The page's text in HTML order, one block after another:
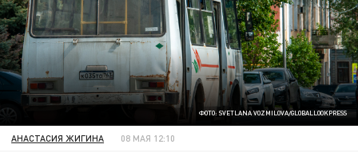
ФОТО: SVETLANA VOZMILOVA/GLOBALLOOKPRESS
АНАСТАСИЯ ЖИГИНА 08 МАЯ 12:10